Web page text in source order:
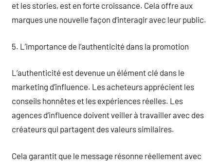
et les stories, est en forte croissance. Cela offre aux
marques une nouvelle façon d’interagir avec leur public.
5. L’importance de l’authenticité dans la promotion
L’authenticité est devenue un élément clé dans le
marketing d’influence. Les acheteurs apprécient les
conseils honnêtes et les expériences réelles. Les
agences d’influence doivent veiller à travailler avec des
créateurs qui partagent des valeurs similaires.
Cela garantit que le message résonne réellement avec